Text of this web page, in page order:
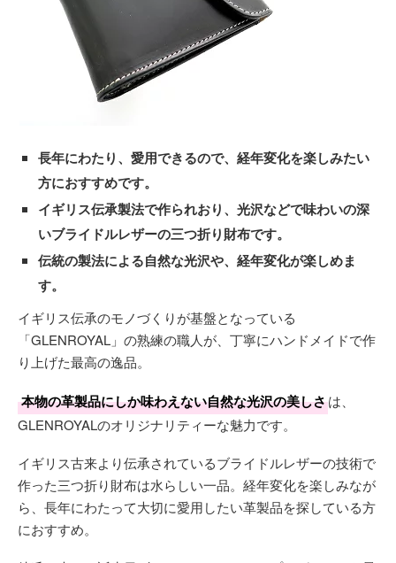
長年にわたり、愛用できるので、経年変化を楽しみたい
方におすすめです。
イギリス伝承製法で作られおり、光沢などで味わいの深
いブライドルレザーの三つ折り財布です。
伝統の製法による自然な光沢や、経年変化が楽しめま
す。
イギリス伝承のモノづくりが基盤となっている
「GLENROYAL」の熟練の職人が、丁寧にハンドメイドで作
り上げた最高の逸品。
本物の革製品にしか味わえない自然な光沢の美しさは、
GLENROYALのオリジナリティーな魅力です。
イギリス古来より伝承されているブライドルレザーの技術で
作った三つ折り財布は水らしい一品。経年変化を楽しみなが
ら、長年にわたって大切に愛用したい革製品を探している方
におすすめ。